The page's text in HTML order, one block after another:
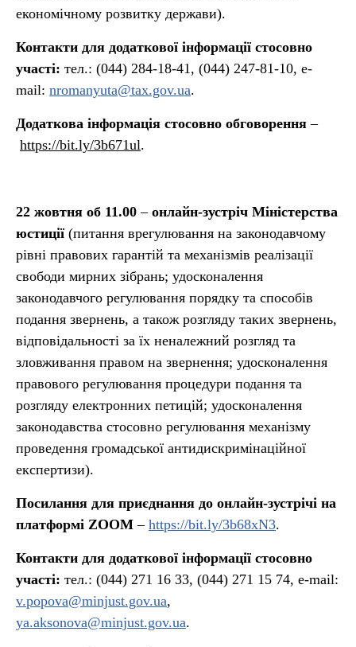
економічному розвитку держави).
Контакти для додаткової інформації стосовно
участі: тел.: (044) 284-18-41, (044) 247-81-10, e-
mail: nromanyuta@tax.gov.ua.
Додаткова інформація стосовно обговорення–
https://bit.ly/3b671ul.
22 жовтня об 11.00 – онлайн-зустріч Міністерства
юстиції (питання врегулювання на законодавчому
рівні правових гарантій та механізмів реалізації
свободи мирних зібрань; удосконалення
законодавчого регулювання порядку та способів
подання звернень, а також розгляду таких звернень,
відповідальності за їх неналежний розгляд та
зловживання правом на звернення; удосконалення
правового регулювання процедури подання та
розгляду електронних петицій; удосконалення
законодавства стосовно регулювання механізму
проведення громадської антидискримінаційної
експертизи).
Посилання для приєднання до онлайн-зустрічі на
платформі ZOOM – https://bit.ly/3b68xN3.
Контакти для додаткової інформації стосовно
участі: тел.: (044) 271 16 33, (044) 271 15 74, e-mail:
v.popova@minjust.gov.ua,
ya.aksonova@minjust.gov.ua.